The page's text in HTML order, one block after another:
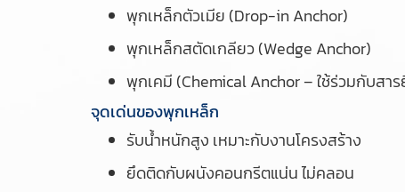
พุกเหล็กตัวเมีย (Drop-in Anchor)
พุกเหล็กสตัดเกลียว (Wedge Anchor)
พุกเคมี (Chemical Anchor – ใช้ร่วมกับสา
จุดเด่นของพุกเหล็ก
รับน้ำหนักสูง เหมาะกับงานโครงสร้าง
ยึดติดกับผนังคอนกรีตแน่น ไม่คลอน